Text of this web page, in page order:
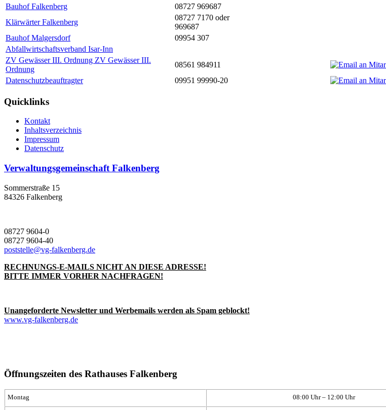
Bauhof Falkenberg
08727 969687
Klärwärter Falkenberg
08727 7170 oder
969687
Bauhof Malgersdorf
09954 307
Abfallwirtschaftsverband Isar-Inn
ZV Gewässer III. Ordnung ZV Gewässer III.
Ordnung
08561 984911
Datenschutzbeauftragter
09951 99990-20
Quicklinks
Kontakt
Inhaltsverzeichnis
Impressum
Datenschutz
Verwaltungsgemeinschaft Falkenberg
Sommerstraße 15
84326 Falkenberg
08727 9604-0
08727 9604-40
poststelle@vg-falkenberg.de
RECHNUNGS-E-MAILS NICHT AN DIESE ADRESSE!
BITTE IMMER VORHER NACHFRAGEN!
Unangeforderte Newsletter und Werbemails werden als Spam geblockt!
www.vg-falkenberg.de
Öffnungszeiten des Rathauses Falkenberg
Montag 08:00 Uhr – 12:00 Uhr